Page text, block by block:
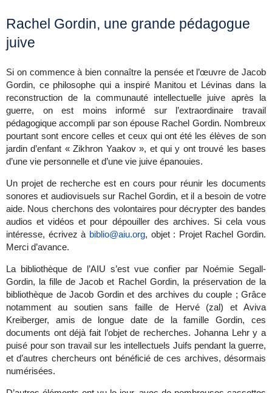
Rachel Gordin, une grande pédagogue
juive
Si on commence à bien connaître la pensée et l’œuvre de Jacob
Gordin, ce philosophe qui a inspiré Manitou et Lévinas dans la
reconstruction de la communauté intellectuelle juive après la
guerre, on est moins informé sur l’extraordinaire travail
pédagogique accompli par son épouse Rachel Gordin. Nombreux
pourtant sont encore celles et ceux qui ont été les élèves de son
jardin d’enfant « Zikhron Yaakov », et qui y ont trouvé les bases
d’une vie personnelle et d’une vie juive épanouies.
Un projet de recherche est en cours pour réunir les documents
sonores et audiovisuels sur Rachel Gordin, et il a besoin de votre
aide. Nous cherchons des volontaires pour décrypter des bandes
audios et vidéos et pour dépouiller des archives. Si cela vous
intéresse, écrivez à biblio@aiu.org, objet : Projet Rachel Gordin.
Merci d’avance.
La bibliothèque de l’AIU s’est vue confier par Noémie Segall-
Gordin, la fille de Jacob et Rachel Gordin, la préservation de la
bibliothèque de Jacob Gordin et des archives du couple ; Grâce
notamment au soutien sans faille de Hervé (zal) et Aviva
Kreiberger, amis de longue date de la famille Gordin, ces
documents ont déjà fait l’objet de recherches. Johanna Lehr y a
puisé pour son travail sur les intellectuels Juifs pendant la guerre,
et d’autres chercheurs ont bénéficié de ces archives, désormais
numérisées.